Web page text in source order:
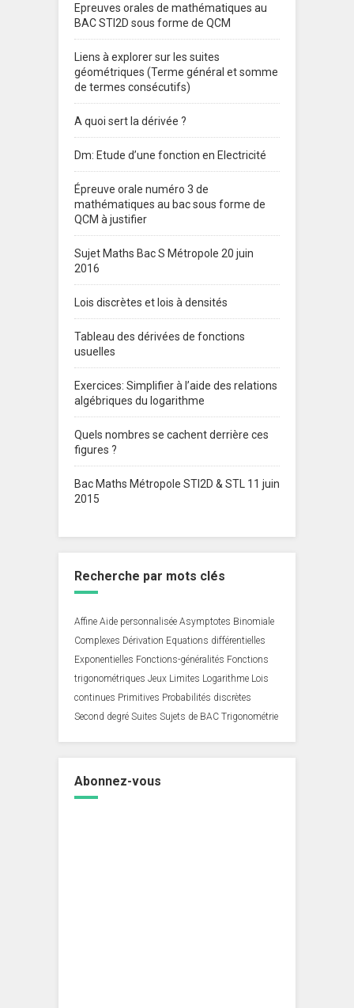
Epreuves orales de mathématiques au
BAC STI2D sous forme de QCM
Liens à explorer sur les suites
géométriques (Terme général et somme
de termes consécutifs)
A quoi sert la dérivée ?
Dm: Etude d’une fonction en Electricité
Épreuve orale numéro 3 de
mathématiques au bac sous forme de
QCM à justifier
Sujet Maths Bac S Métropole 20 juin
2016
Lois discrètes et lois à densités
Tableau des dérivées de fonctions
usuelles
Exercices: Simplifier à l’aide des relations
algébriques du logarithme
Quels nombres se cachent derrière ces
figures ?
Bac Maths Métropole STI2D & STL 11 juin
2015
Recherche par mots clés
Affine Aide personnalisée Asymptotes Binomiale
Complexes Dérivation Equations différentielles
Exponentielles Fonctions-généralités Fonctions
trigonométriques Jeux Limites Logarithme Lois
continues Primitives Probabilités discrètes
Second degré Suites Sujets de BAC Trigonométrie
Abonnez-vous